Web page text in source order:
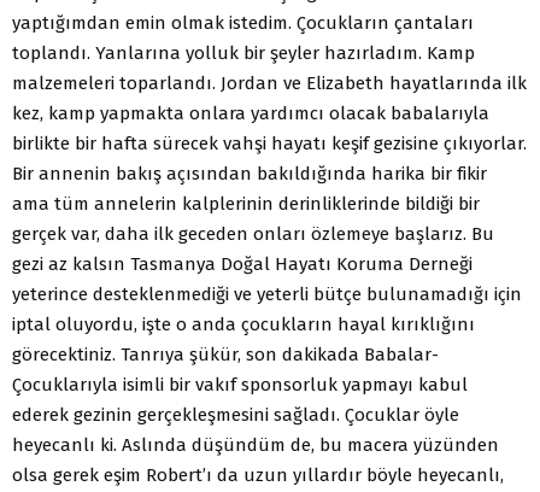
yaptığımdan emin olmak istedim. Çocukların çantaları
toplandı. Yanlarına yolluk bir şeyler hazırladım. Kamp
malzemeleri toparlandı. Jordan ve Elizabeth hayatlarında ilk
kez, kamp yapmakta onlara yardımcı olacak babalarıyla
birlikte bir hafta sürecek vahşi hayatı keşif gezisine çıkıyorlar.
Bir annenin bakış açısından bakıldığında harika bir fikir
ama tüm annelerin kalplerinin derinliklerinde bildiği bir
gerçek var, daha ilk geceden onları özlemeye başlarız. Bu
gezi az kalsın Tasmanya Doğal Hayatı Koruma Derneği
yeterince desteklenmediği ve yeterli bütçe bulunamadığı için
iptal oluyordu, işte o anda çocukların hayal kırıklığını
görecektiniz. Tanrıya şükür, son dakikada Babalar-
Çocuklarıyla isimli bir vakıf sponsorluk yapmayı kabul
ederek gezinin gerçekleşmesini sağladı. Çocuklar öyle
heyecanlı ki. Aslında düşündüm de, bu macera yüzünden
olsa gerek eşim Robert’ı da uzun yıllardır böyle heyecanlı,